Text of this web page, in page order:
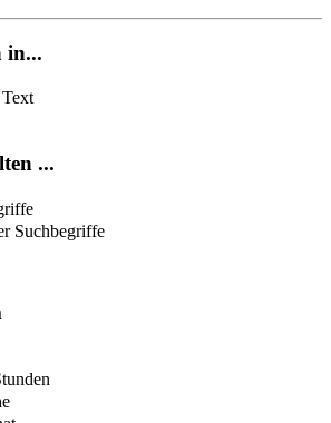
in...
...
Suchbegriffe